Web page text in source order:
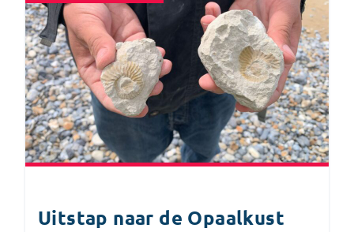
Uitstap naar de Opaalkust